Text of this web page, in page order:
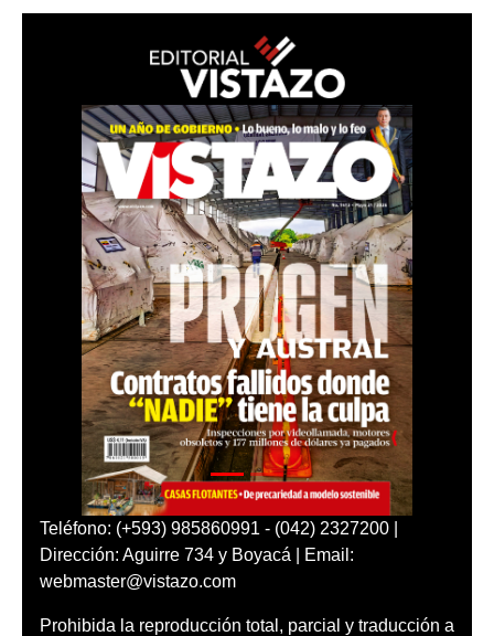
Teléfono: (+593) 985860991 - (042) 2327200 |
Dirección: Aguirre 734 y Boyacá | Email:
webmaster@vistazo.com
Prohibida la reproducción total, parcial y traducción a